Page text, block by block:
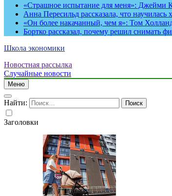
«Страшное испытание для меня»: Джейми
Анна Пересильд рассказала, что
«Он более накачанный, чем я»: Том
Бортко рассказал, почему решил снимать
Школа экономики
Новостная рассылка
Случайные новости
Меню
Найти:
Заголовки